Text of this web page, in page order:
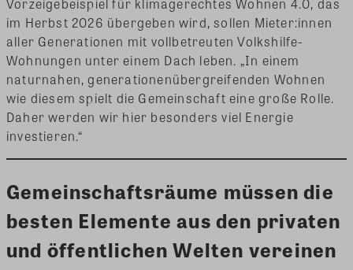
im Herbst 2026 übergeben wird, sollen Mieter:innen
aller Generationen mit vollbetreuten Volkshilfe-
Wohnungen unter einem Dach leben. „In einem
naturnahen, generationenübergreifenden Wohnen
wie diesem spielt die Gemeinschaft eine große Rolle.
Daher werden wir hier besonders viel Energie
investieren.“
Gemeinschaftsräume müssen die
besten Elemente aus den privaten
und öffentlichen Welten vereinen